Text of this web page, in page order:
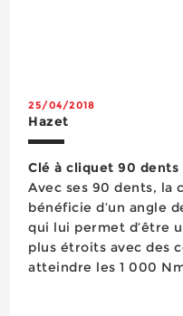
25/04/2018
Hazet
Clé à cliquet 90 dents
Avec ses 90 dents, la
bénéficie d’un angle
qui lui permet d’être
plus étroits avec des
atteindre les 1 000